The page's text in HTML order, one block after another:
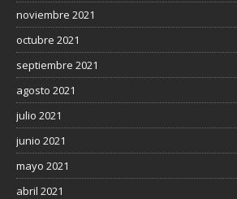
noviembre 2021
octubre 2021
septiembre 2021
agosto 2021
julio 2021
junio 2021
mayo 2021
abril 2021